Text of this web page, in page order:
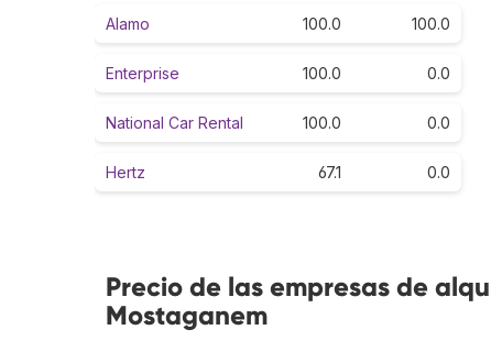
Alamo 100.0 100.0
Enterprise 100.0 0.0
National Car Rental 100.0 0.0
Hertz 67.1 0.0
Precio de las empresas de
Mostaganem